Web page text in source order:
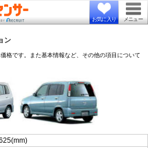
お気に入り メニュー
ン
格です。また基本情報など、その他の項目について